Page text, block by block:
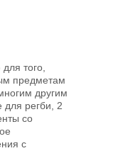
того,
предметам
другим
для регби, 2
со
с